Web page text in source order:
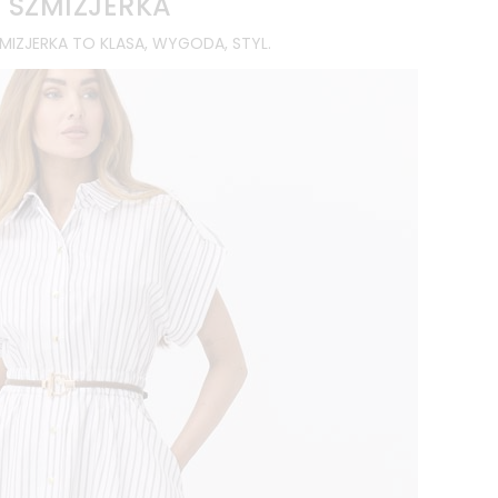
TO KLASA, WYGODA, STYL.